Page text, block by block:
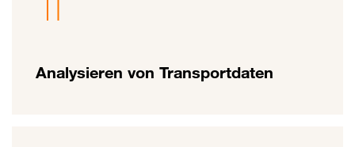
Analysieren von Transportdaten